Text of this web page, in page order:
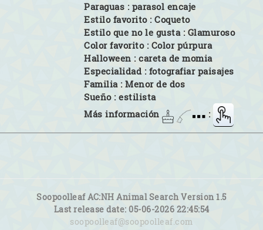
Paraguas : parasol encaje
Estilo favorito : Coqueto
Estilo que no le gusta : Glamuroso
Color favorito : Color púrpura
Halloween : careta de momia
Especialidad : fotografiar paisajes
Familia : Menor de dos
Sueño : estilista
Más información
:
Soopoolleaf AC:NH Animal Search Version 1.5
Last release date: 05-06-2026 22:45:54
soopoolleaf@soopoolleaf.com